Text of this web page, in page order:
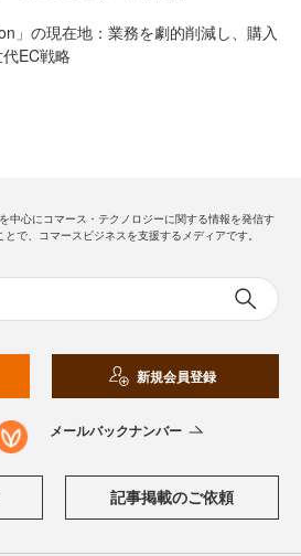
」の現在地：業務を劇的削減し、購入
EC戦略
中心にコマース・テクノロジーに関する情報を発信す
とで、コマースビジネスを支援するメディアです。
新規会員登録
メールバックナンバー
記事掲載のご依頼